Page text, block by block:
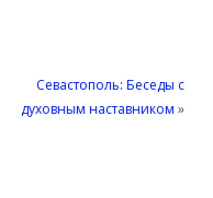
Севастополь: Беседы с
духовным наставником »